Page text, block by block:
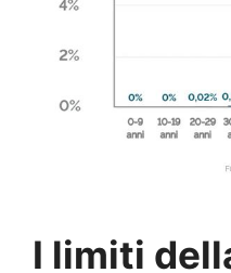
I limiti